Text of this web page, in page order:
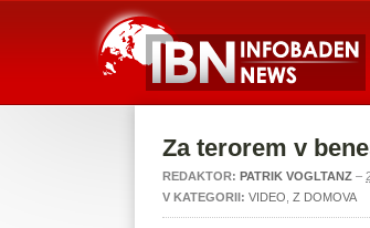
Za terorem v
REDAKTOR: PATRIK VOGLTANZ –
V KATEGORII: VIDEO Z DOMOVA